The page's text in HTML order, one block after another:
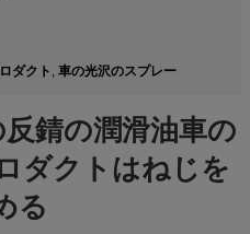
ダクト , 車の光沢のスプレー
錆の潤滑油車の
ダクトはねじを
る